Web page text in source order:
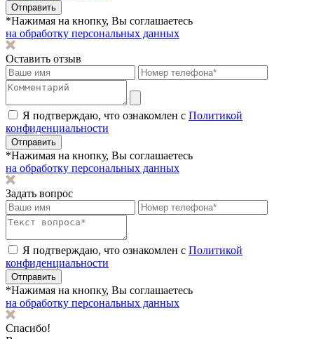
Отправить
*Нажимая на кнопку, Вы соглашаетесь
на обработку персональных данных
Оставить отзыв
Я подтверждаю, что ознакомлен с Политикой
конфиденциальности
Отправить
*Нажимая на кнопку, Вы соглашаетесь
на обработку персональных данных
Задать вопрос
Я подтверждаю, что ознакомлен с Политикой
конфиденциальности
Отправить
*Нажимая на кнопку, Вы соглашаетесь
на обработку персональных данных
Спасибо!